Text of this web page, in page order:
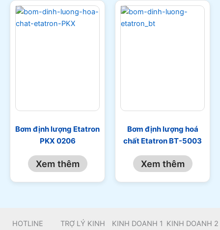
Bơm định lượng Etatron
PKX 0206
Xem thêm
Bơm định lượng hoá
chất Etatron BT-5003
Xem thêm
HOTLINE
TRỢ LÝ KINH
KINH DOANH 1 KINH DOANH 2